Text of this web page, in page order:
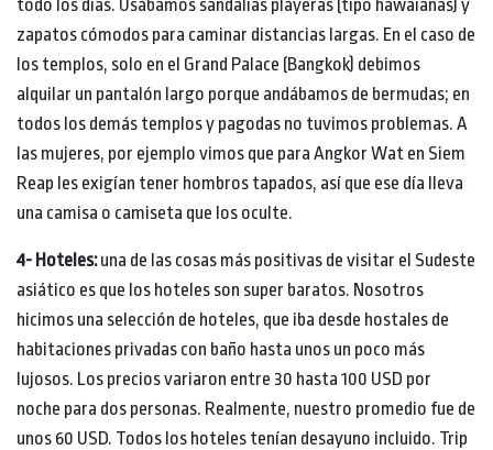
todo los días. Usábamos sandalias playeras (tipo hawaianas) y
zapatos cómodos para caminar distancias largas. En el caso de
los templos, solo en el Grand Palace (Bangkok) debimos
alquilar un pantalón largo porque andábamos de bermudas; en
todos los demás templos y pagodas no tuvimos problemas. A
las mujeres, por ejemplo vimos que para Angkor Wat en Siem
Reap les exigían tener hombros tapados, así que ese día lleva
una camisa o camiseta que los oculte.
4- Hoteles:una de las cosas más positivas de visitar el Sudeste
asiático es que los hoteles son super baratos. Nosotros
hicimos una selección de hoteles, que iba desde hostales de
habitaciones privadas con baño hasta unos un poco más
lujosos. Los precios variaron entre 30 hasta 100 USD por
noche para dos personas. Realmente, nuestro promedio fue de
unos 60 USD. Todos los hoteles tenían desayuno incluido. Trip